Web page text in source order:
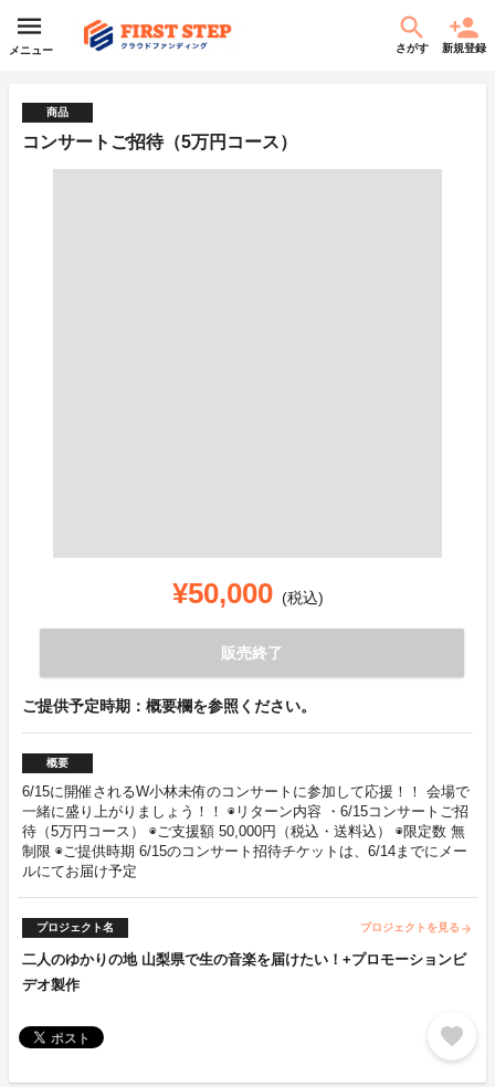
メニュー さがす 新規登録
商品
コンサートご招待（5万円コース）
¥50,000 (税込)
販売終了
ご提供予定時期：概要欄を参照ください。
概要
6/15に開催されるW小林未侑のコンサートに参加して応援！！ 会場で
一緒に盛り上がりましょう！！ ◉リターン内容 ・6/15コンサートご招
待（5万円コース） ◉ご支援額 50,000円（税込・送料込） ◉限定数 無
制限 ◉ご提供時期 6/15のコンサート招待チケットは、6/14までにメー
ルにてお届け予定
プロジェクト名 プロジェクトを見る arrow_forward
二人のゆかりの地 山梨県で生の音楽を届けたい！+プロモーションビ
デオ製作
favorite